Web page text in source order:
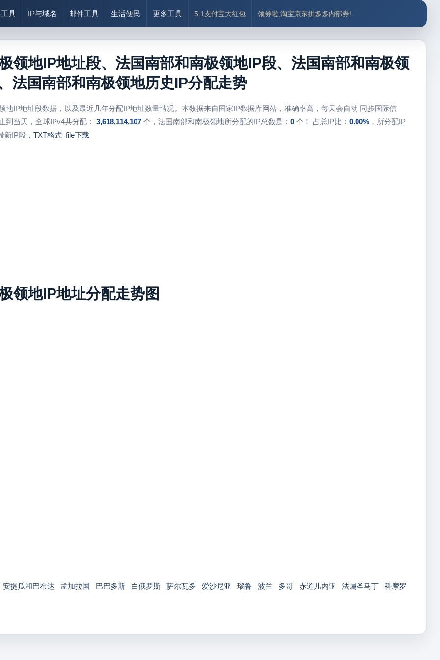
具 IP与域名 邮件工具 生活便民 更多工具 5.1支付宝大红包 领券啦,淘宝京东拼多多内部券!
领地IP地址段、法国南部和南极领地IP段、法国南部和南极领
法国南部和南极领地历史IP分配走势
地IP地址段数据，以及最近几年分配IP地址数量情况。本数据来自国家IP数据库网站，准确率高，每天会自动 同步国际信
到当天，全球IPv4共分配： 3,618,114,107个，法国南部和南极领地所分配的IP总数是： 0个！ 占总IP比： 0.00%，所分配IP
IP段， TXT格式 file下载
领地IP地址分配走势图
安提瓜和巴布达 孟加拉国 巴巴多斯 白俄罗斯 萨尔瓦多 爱沙尼亚 瑙鲁 波兰 多哥 赤道几内亚 法属圣马丁
科摩罗